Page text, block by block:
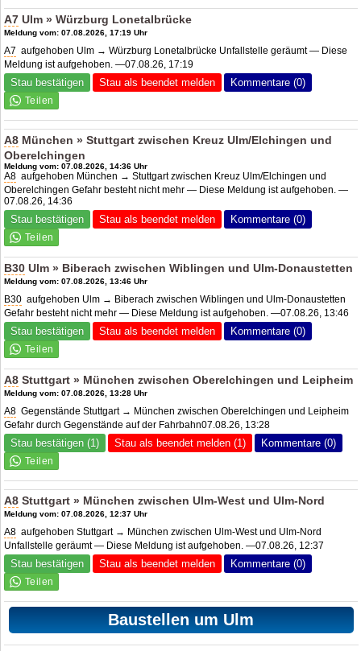
A7 Ulm » Würzburg Lonetalbrücke
Meldung vom: 07.08.2026, 17:19 Uhr
A7 aufgehoben Ulm → Würzburg Lonetalbrücke Unfallstelle geräumt — Diese
Meldung ist aufgehoben. —07.08.26, 17:19
Stau bestätigen Stau als beendet melden Kommentare (0)
A8 München » Stuttgart zwischen Kreuz Ulm/Elchingen und
Oberelchingen
Meldung vom: 07.08.2026, 14:36 Uhr
A8 aufgehoben München → Stuttgart zwischen Kreuz Ulm/Elchingen und
Oberelchingen Gefahr besteht nicht mehr — Diese Meldung ist aufgehoben. —
07.08.26, 14:36
Stau bestätigen Stau als beendet melden Kommentare (0)
B30 Ulm » Biberach zwischen Wiblingen und Ulm-Donaustetten
Meldung vom: 07.08.2026, 13:46 Uhr
B30 aufgehoben Ulm → Biberach zwischen Wiblingen und Ulm-Donaustetten
Gefahr besteht nicht mehr — Diese Meldung ist aufgehoben. —07.08.26, 13:46
Stau bestätigen Stau als beendet melden Kommentare (0)
A8 Stuttgart » München zwischen Oberelchingen und Leipheim
Meldung vom: 07.08.2026, 13:28 Uhr
A8 Gegenstände Stuttgart → München zwischen Oberelchingen und Leipheim
Gefahr durch Gegenstände auf der Fahrbahn07.08.26, 13:28
Stau bestätigen (1) Stau als beendet melden (1) Kommentare (0)
A8 Stuttgart » München zwischen Ulm-West und Ulm-Nord
Meldung vom: 07.08.2026, 12:37 Uhr
A8 aufgehoben Stuttgart → München zwischen Ulm-West und Ulm-Nord
Unfallstelle geräumt — Diese Meldung ist aufgehoben. —07.08.26, 12:37
Stau bestätigen Stau als beendet melden Kommentare (0)
Baustellen um Ulm